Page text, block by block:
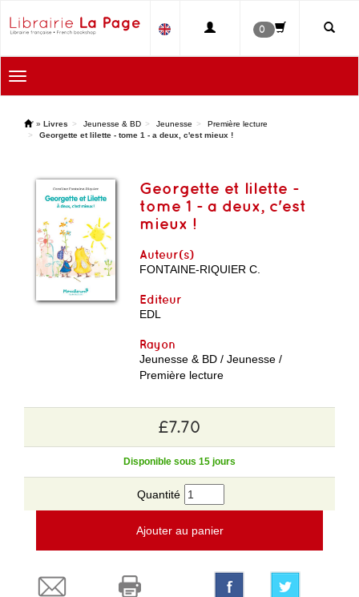
0
Toggle
navigation
' » Livres Jeunesse & BD Jeunesse
Première lecture
Georgette et lilette - tome 1 - a deux, c'est mieux !
Georgette et lilette -
tome 1 - a deux, c'est
mieux !
Auteur(s)
FONTAINE-RIQUIER C.
Editeur
EDL
Rayon
Jeunesse & BD / Jeunesse /
Première lecture
£7.70
Disponible sous 15 jours
Quantité
Ajouter au panier